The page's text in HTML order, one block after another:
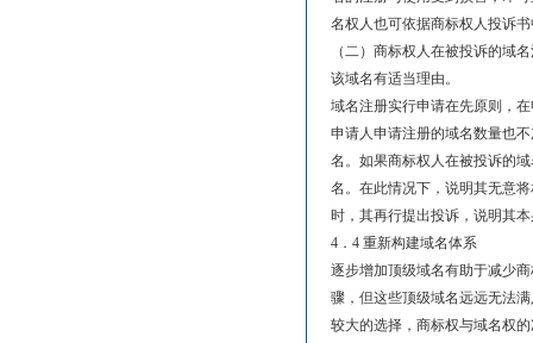
名权人也可依据商标权人投诉
（二）商标权人在被投诉的域
该域名有适当理由。
域名注册实行申请在先原则，
申请人申请注册的域名数量也
名。如果商标权人在被投诉的
名。在此情况下，说明其无意
时，其再行提出投诉，说明其
4．4 重新构建域名体系
逐步增加顶级域名有助于减少
骤，但这些顶级域名远远无法
较大的选择，商标权与域名权